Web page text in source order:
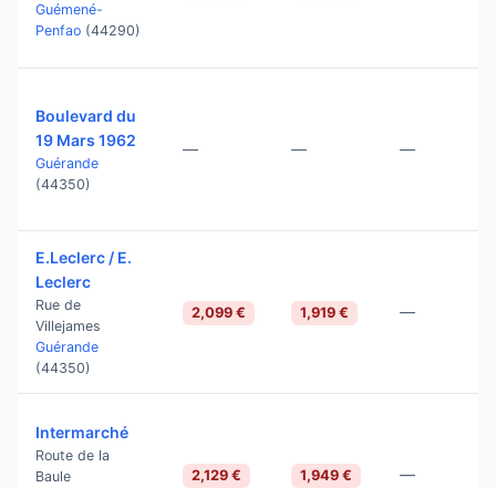
Guémené-
Penfao (44290)
Boulevard du
19 Mars 1962
Guérande
(44350)
— — —
E.Leclerc / E.
Leclerc
Rue de
Villejames
Guérande
(44350)
2,099 € 1,919 € —
Intermarché
Route de la
Baule
2,129 € 1,949 € —